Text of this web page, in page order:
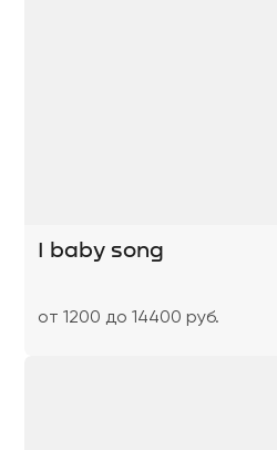
I baby song
от 1200 до 14400 руб.